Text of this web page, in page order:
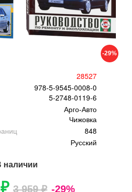
-29%
28527
978-5-9545-0008-0
5-2748-0119-6
Арго-Авто
Чижовка
848
Русский
наличии
3 959 ₽ -29%